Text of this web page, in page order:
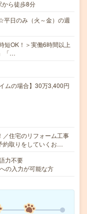
から徒歩8分
平日のみ（火～金）の週
短OK！＞実働6時間以上
「…
ムの場合】30万3,400円
／住宅のリフォーム工事
約取りをしていくお…
力不要
の入力が可能な方